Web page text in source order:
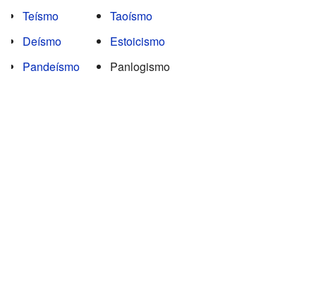
Teísmo
Deísmo
Pandeísmo
Taoísmo
Estoicismo
Panlogismo